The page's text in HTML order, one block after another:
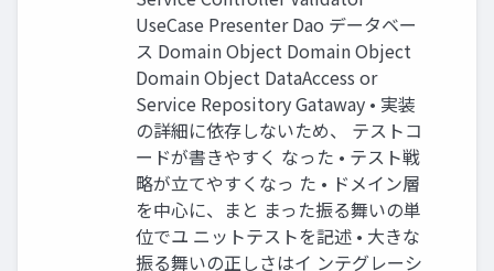
UseCase Presenter Dao データベー
ス Domain Object Domain Object
Domain Object DataAccess or
Service Repository Gataway • 実装
の詳細に依存しないため、 テストコ
ードが書きやすく なった • テスト戦
略が立てやすくなっ た • ドメイン層
を中心に、まと まった振る舞いの単
位でユ ニットテストを記述 • 大きな
振る舞いの正しさはイ ンテグレーシ